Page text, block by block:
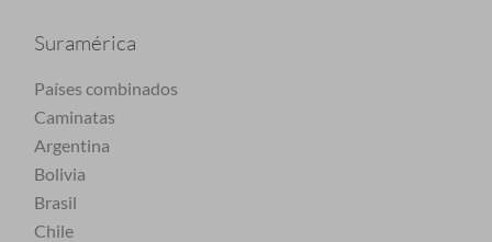
Suramérica
Países combinados
Caminatas
Argentina
Bolivia
Brasil
Chile